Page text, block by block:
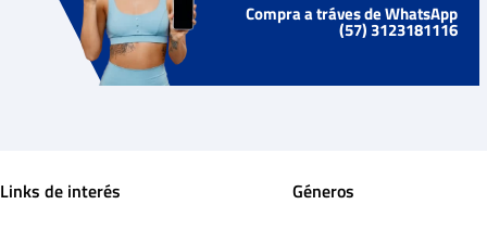
Compra a tráves de WhatsApp
(57) 3123181116
Links de interés Géneros